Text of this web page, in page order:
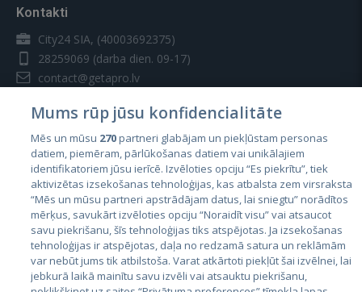
Kontakti
City24 SIA, (40003692375)
28259069 (darba dien. 09-17)
contact@getapro.lv
Valstis
Igaunija
Latvija
Lietuva
Mums rūp jūsu konfidencialitāte
Mēs un mūsu 270partneri glabājam un piekļūstam personas
datiem, piemēram, pārlūkošanas datiem vai unikālajiem
identifikatoriem jūsu ierīcē. Izvēloties opciju “Es piekrītu”, tiek
aktivizētas izsekošanas tehnoloģijas, kas atbalsta zem virsraksta
“Mēs un mūsu partneri apstrādājam datus, lai sniegtu” norādītos
mērķus, savukārt izvēloties opciju “Noraidīt visu” vai atsaucot
savu piekrišanu, šīs tehnoloģijas tiks atspējotas. Ja izsekošanas
tehnoloģijas ir atspējotas, daļa no redzamā satura un reklāmām
var nebūt jums tik atbilstoša. Varat atkārtoti piekļūt šai izvēlnei, lai
jebkurā laikā mainītu savu izvēli vai atsauktu piekrišanu,